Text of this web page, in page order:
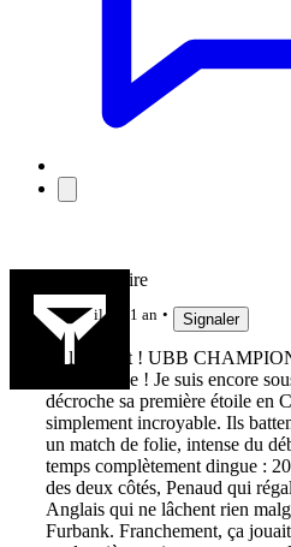
Vieille Gloire
il y a 1 an Signaler
Ils l’ont fait ! UBB
quelle finale ! Je suis encore
décroche sa première étoile en
simplement incroyable. Ils
un match de folie, intense du
temps complètement dingue :
des deux côtés, Penaud qui
Anglais qui ne lâchent rien
Furbank. Franchement, ça